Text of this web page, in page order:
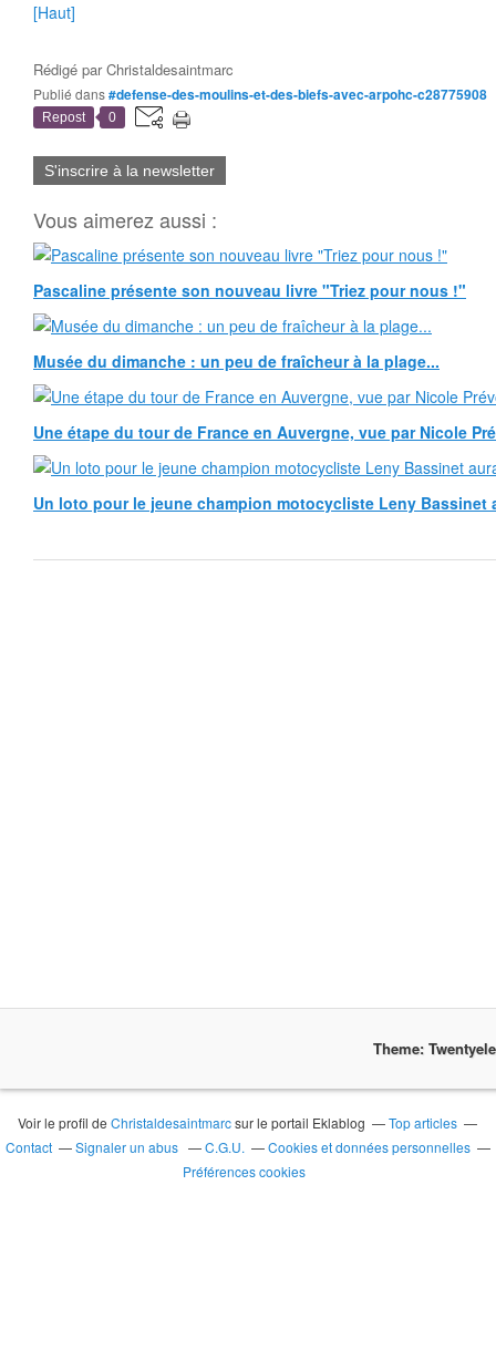
[Haut]
Rédigé parChristaldesaintmarc
Publié dans#defense-des-moulins-et-des-biefs-avec-arpohc-c28775908
Repost 0
S'inscrire à la newsletter
Vous aimerez aussi :
Pascaline présente son nouveau livre "Triez pour nous !"
Musée du dimanche : un peu de fraîcheur à la plage...
Une étape du tour de France en Auvergne, vue par Nicole
Un loto pour le jeune champion motocycliste Leny Bassinet
Theme:
Voir le profil deChristaldesaintmarcsur le portail Eklablog
Top articles
Contact
Signaler un abus C.G.U.
Cookies et données personnelles
Préférences cookies